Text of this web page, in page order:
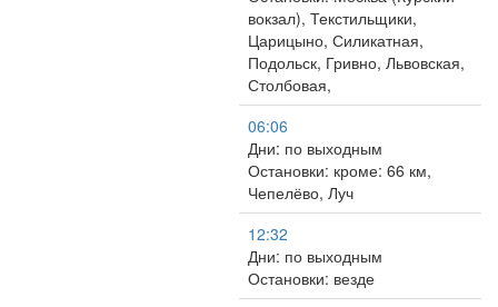
вокзал), Текстильщики,
Царицыно, Силикатная,
Подольск, Гривно, Львовская,
Столбовая,
06:06
Дни: по выходным
Остановки: кроме: 66 км,
Чепелёво, Луч
12:32
Дни: по выходным
Остановки: везде